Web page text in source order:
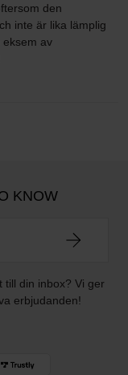
den
inte är lika lämplig
av
KNOW
till din inbox? Vi ger
erbjudanden!